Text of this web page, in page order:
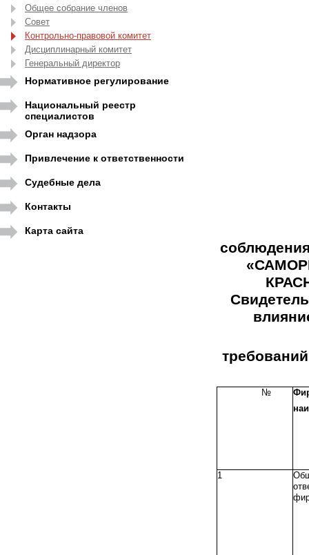
Общее собрание членов
Совет
Контрольно-правовой комитет
Дисциплинарный комитет
Генеральный директор
Нормативное регулирование
Национальный реестр
специалистов
Орган надзора
Привлечение к ответственности
Судебные дела
Контакты
Карта сайта
№
1